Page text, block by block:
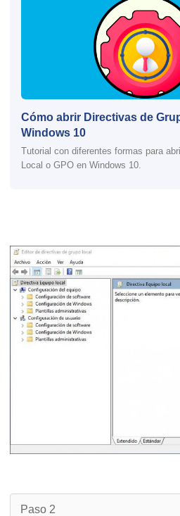
Cómo abrir Directivas de
Windows 10
Tutorial con diferentes formas para
Local o GPO en Windows 10.
Paso 2